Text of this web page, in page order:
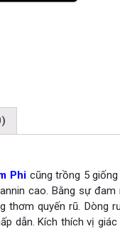
Phi cũng trồng 5
cao. Bằng sự
thơm quyến rũ. Dòng
dẫn. Kích thích vị